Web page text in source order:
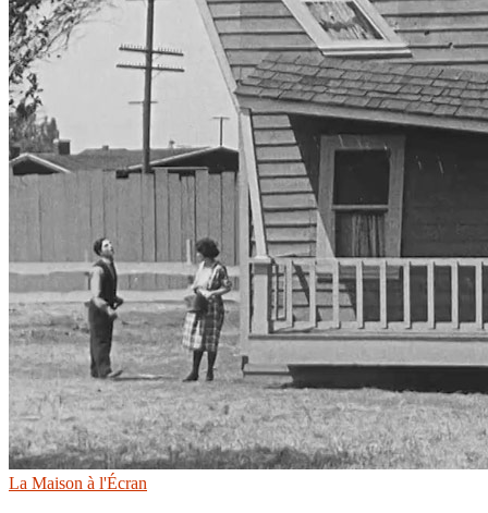
La Maison à l'Écran